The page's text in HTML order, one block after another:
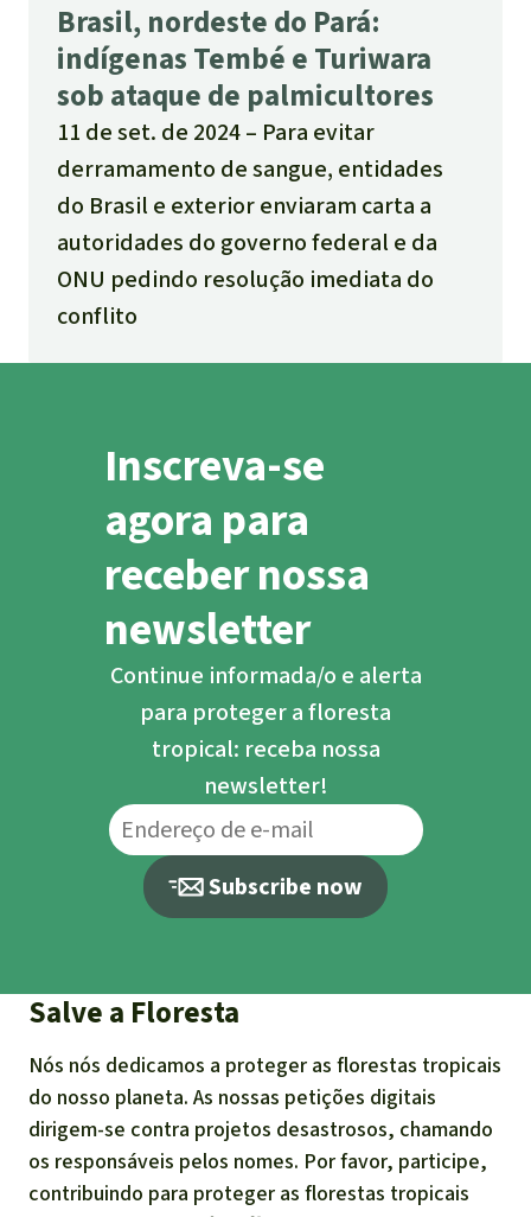
Brasil, nordeste do Pará:
indígenas Tembé e Turiwara
sob ataque de palmicultores
11 de set. de 2024
Para evitar
derramamento de sangue, entidades
do Brasil e exterior enviaram carta a
autoridades do governo federal e da
ONU pedindo resolução imediata do
conflito
Inscreva-se
agora para
receber nossa
newsletter
Continue informada/o e alerta
para proteger a floresta
tropical: receba nossa
newsletter!
Subscribe now
Salve a Floresta
Nós nós dedicamos a proteger as florestas tropicais
do nosso planeta. As nossas petições digitais
dirigem-se contra projetos desastrosos, chamando
os responsáveis pelos nomes. Por favor, participe,
contribuindo para proteger as florestas tropicais